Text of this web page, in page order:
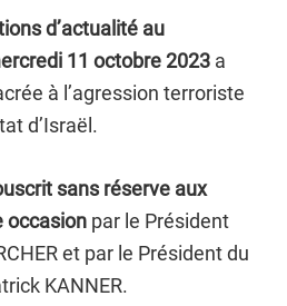
d’actualité au
11 octobre 2023 a
à l’agression terroriste
d’Israël.
sans réserve aux
occasion par le Président
et par le Président du
KANNER.